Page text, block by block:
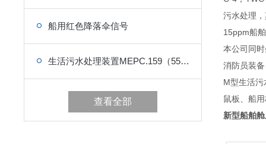
船用红色降落伞信号
生活污水处理装置MEPC.159（55）新老标准
查看全部
污水处理
15ppm船
本公司同
消防员装
M型生活
鼠板、船
新型船舶